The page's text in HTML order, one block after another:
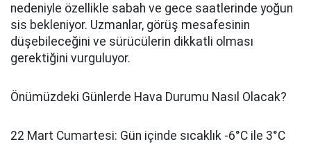
nedeniyle özellikle sabah ve gece saatlerinde yoğun
sis bekleniyor. Uzmanlar, görüş mesafesinin
düşebileceğini ve sürücülerin dikkatli olması
gerektiğini vurguluyor.
Önümüzdeki Günlerde Hava Durumu Nasıl Olacak?
22 Mart Cumartesi: Gün içinde sıcaklık -6°C ile 3°C